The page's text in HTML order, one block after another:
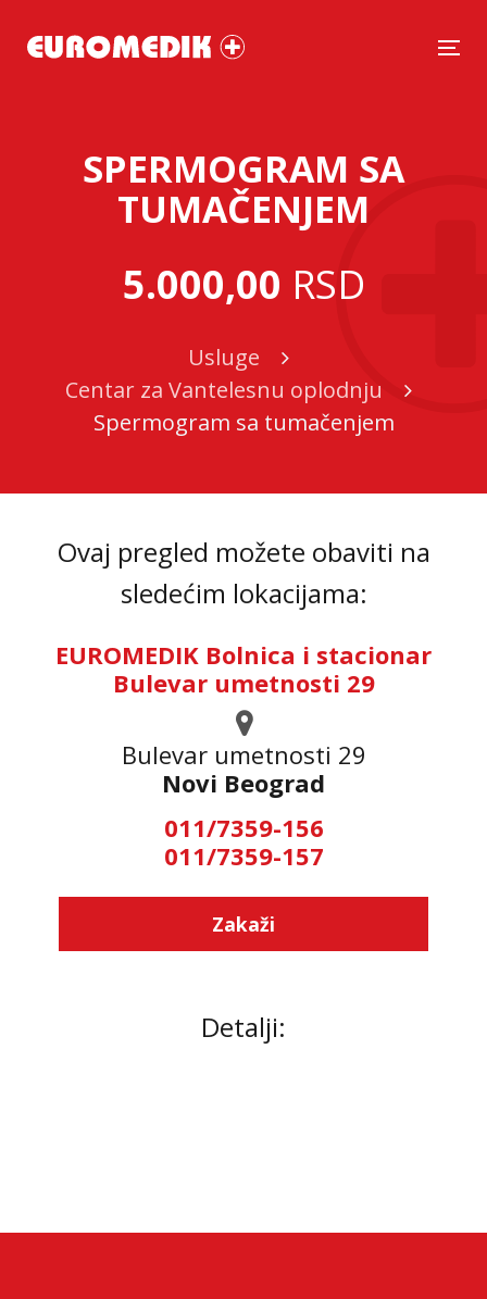
SPERMOGRAM SA
TUMAČENJEM
5.000,00 RSD
Usluge
Centar za Vantelesnu oplodnju
Spermogram sa tumačenjem
Ovaj pregled možete obaviti na
sledećim lokacijama:
EUROMEDIK Bolnica i stacionar
Bulevar umetnosti 29
Bulevar umetnosti 29
Novi Beograd
011/7359-156
011/7359-157
Zakaži
Detalji: